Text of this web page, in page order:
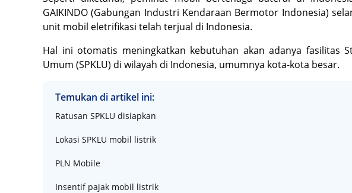
GAIKINDO (Gabungan Industri Kendaraan Bermotor Indonesia)
unit mobil eletrifikasi telah terjual di Indonesia.
Hal ini otomatis meningkatkan kebutuhan akan adanya fasilitas
Umum (SPKLU) di wilayah di Indonesia, umumnya kota-kota besar.
Temukan di artikel ini:
Ratusan SPKLU disiapkan
Lokasi SPKLU mobil listrik
PLN Mobile
Insentif pajak mobil listrik